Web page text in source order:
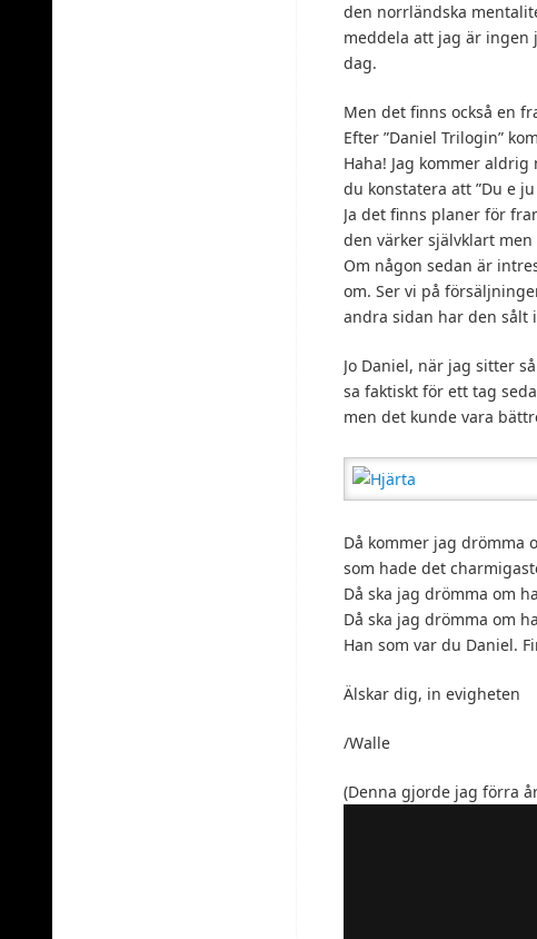
den norrländska
meddela att jag är ingen
dag.
Men det finns också en
Efter ”Daniel Trilogin”
Haha! Jag kommer
du konstatera att ”Du e
Ja det finns planer för
den värker självklart
Om någon sedan är
om. Ser vi på
andra sidan har den sålt
Jo Daniel, när jag sitter
sa faktiskt för ett tag
men det kunde vara
Då kommer jag drömma
som hade det
Då ska jag drömma om
Då ska jag drömma om
Han som var du Daniel.
Älskar dig, in evigheten
/Walle
(Denna gjorde jag förra